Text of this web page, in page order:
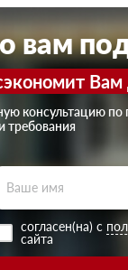
вам
Вам
консультацию
требования
согласен(на) с
сайта